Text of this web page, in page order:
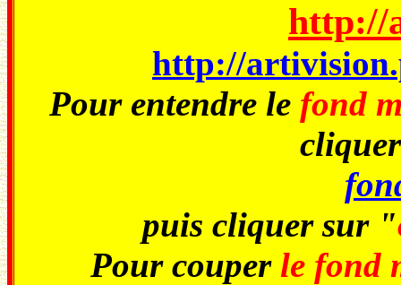
http://
http://
Pour entendre le fond
puis cliquer sur "
Pour couper le fond